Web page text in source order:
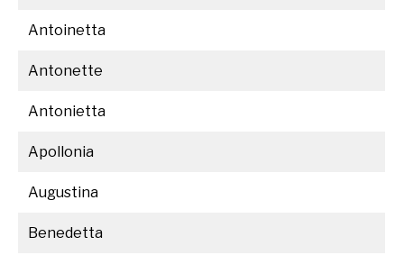
Antoinetta
Antonette
Antonietta
Apollonia
Augustina
Benedetta